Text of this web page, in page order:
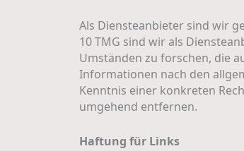
Als Diensteanbieter sind wir
10 TMG sind wir als
Umständen zu forschen, die
Informationen nach den
Kenntnis einer konkreten
umgehend entfernen.
Haftung für Links